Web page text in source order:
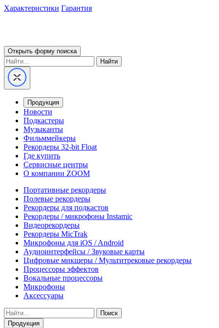
Характеристики Гарантия
Открыть форму поиска
Найти
Продукция
Новости
Подкастеры
Музыканты
Фильммейкеры
Рекордеры 32-bit Float
Где купить
Сервисные центры
О компании ZOOM
Портативные рекордеры
Полевые рекордеры
Рекордеры для подкастов
Рекордеры / микрофоны Instamic
Видеорекордеры
Рекордеры MicTrak
Микрофоны для iOS / Android
Аудиоинтерфейсы / Звуковые карты
Цифровые микшеры / Мультитрековые рекордеры
Процессоры эффектов
Вокальные процессоры
Микрофоны
Аксессуары
Поиск
Продукция